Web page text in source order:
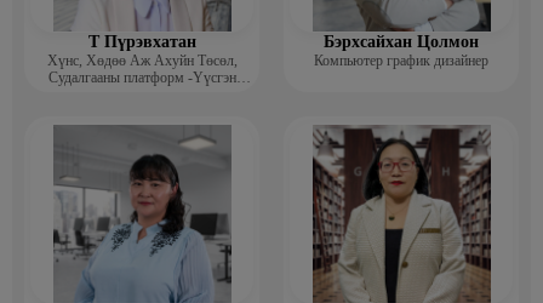
Т Пүрэвхатан
Хүнс, Хөдөө Аж Ахуйн Төсөл,
Судалгааны платформ -Үүсгэн
Бэрхсайхан Цолмон
Компьютер график дизайнер